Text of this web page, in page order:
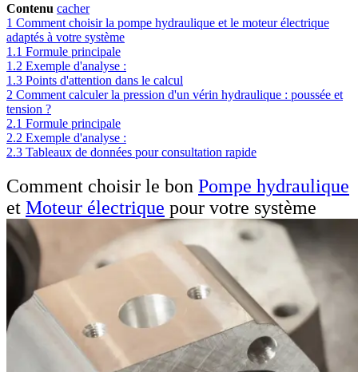
Contenu cacher
1 Comment choisir la pompe hydraulique et le moteur électrique
adaptés à votre système
1.1 Formule principale
1.2 Exemple d'analyse :
1.3 Points d'attention dans le calcul
2 Comment calculer la pression d'un vérin hydraulique : poussée et
tension ?
2.1 Formule principale
2.2 Exemple d'analyse :
2.3 Tableaux de données pour consultation rapide
Comment choisir le bon Pompe hydraulique
et Moteur électrique pour votre système